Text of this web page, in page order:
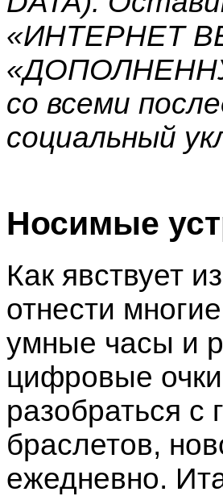
«ИНТЕРНЕТ
со всеми
социальный
Носимые
Как явствует
отнести
умные часы и
цифровые
разобраться
браслетов,
ежедневно.